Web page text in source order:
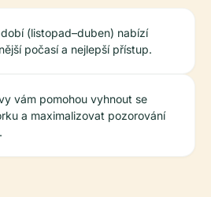
(listopad–duben) nabízí
počasí a nejlepší přístup.
vám pomohou vyhnout se
a maximalizovat pozorování